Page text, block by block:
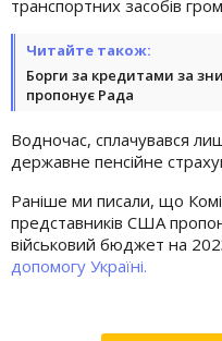
транспортних засобів
Читайте також:
Борги за кредитами за
пропонує Рада
Водночас, сплачувався
державне пенсійне
Раніше ми писали, що
представників США
військовий бюджет на
допомогу Україні.